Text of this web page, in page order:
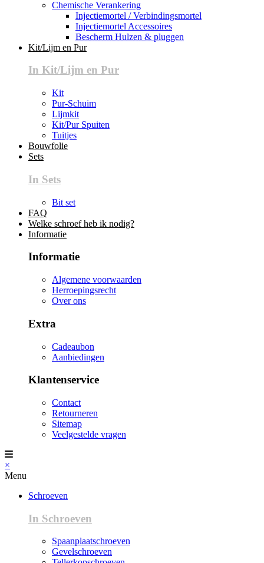
Chemische Verankering
Injectiemortel / Verbindingsmortel
Injectiemortel Accessoires
Bescherm Hulzen & pluggen
Kit/Lijm en Pur
In Kit/Lijm en Pur
Kit
Pur-Schuim
Lijmkit
Kit/Pur Spuiten
Tuitjes
Bouwfolie
Sets
In Sets
Bit set
FAQ
Welke schroef heb ik nodig?
Informatie
Informatie
Algemene voorwaarden
Herroepingsrecht
Over ons
Extra
Cadeaubon
Aanbiedingen
Klantenservice
Contact
Retourneren
Sitemap
Veelgestelde vragen
×
Menu
Schroeven
In Schroeven
Spaanplaatschroeven
Gevelschroeven